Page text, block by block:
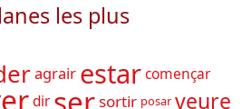
les plus
agrair estarcomençar
dir ser sortir posar veure